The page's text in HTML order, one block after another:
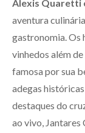
Alexis Quaretti
aventura
gastronomia. Os
vinhedos além de
famosa por sua
adegas
destaques do
ao vivo,